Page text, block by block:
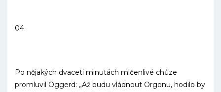
04
Po nějakých dvaceti minutách mlčenlivé chůze
promluvil Oggerd: „Až budu vládnout Orgonu, hodilo by